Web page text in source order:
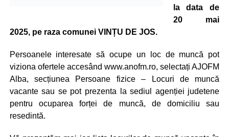
la data de
20 mai
2025, pe raza comunei VINȚU DE JOS.
Persoanele interesate să ocupe un loc de muncă pot
viziona ofertele accesând www.anofm.ro, selectați AJOFM
Alba, secțiunea Persoane fizice – Locuri de muncă
vacante sau se pot prezenta la sediul agenției judetene
pentru ocuparea forței de muncă, de domiciliu sau
resedintă.